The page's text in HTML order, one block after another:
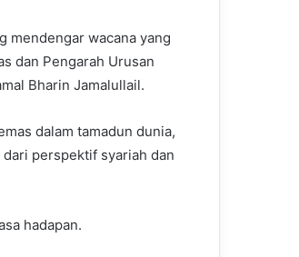
mendengar wacana yang
dan Pengarah Urusan
Bharin Jamalullail.
dalam tamadun dunia,
perspektif syariah dan
hadapan.